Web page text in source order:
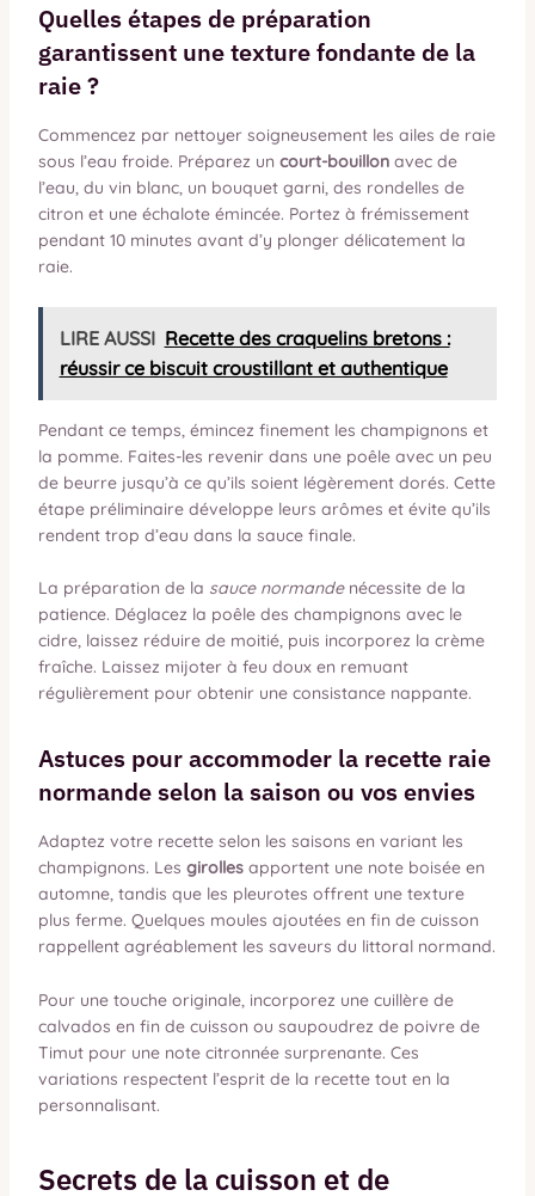
Quelles étapes de préparation
garantissent une texture fondante de la
raie ?
Commencez par nettoyer soigneusement les ailes de raie
sous l’eau froide. Préparez un court-bouillonavec de
l’eau, du vin blanc, un bouquet garni, des rondelles de
citron et une échalote émincée. Portez à frémissement
pendant 10 minutes avant d’y plonger délicatement la
raie.
LIRE AUSSI Recette des craquelins bretons :
réussir ce biscuit croustillant et authentique
Pendant ce temps, émincez finement les champignons et
la pomme. Faites-les revenir dans une poêle avec un peu
de beurre jusqu’à ce qu’ils soient légèrement dorés. Cette
étape préliminaire développe leurs arômes et évite qu’ils
rendent trop d’eau dans la sauce finale.
La préparation de la sauce normandenécessite de la
patience. Déglacez la poêle des champignons avec le
cidre, laissez réduire de moitié, puis incorporez la crème
fraîche. Laissez mijoter à feu doux en remuant
régulièrement pour obtenir une consistance nappante.
Astuces pour accommoder la recette raie
normande selon la saison ou vos envies
Adaptez votre recette selon les saisons en variant les
champignons. Les girollesapportent une note boisée en
automne, tandis que les pleurotes offrent une texture
plus ferme. Quelques moules ajoutées en fin de cuisson
rappellent agréablement les saveurs du littoral normand.
Pour une touche originale, incorporez une cuillère de
calvados en fin de cuisson ou saupoudrez de poivre de
Timut pour une note citronnée surprenante. Ces
variations respectent l’esprit de la recette tout en la
personnalisant.
Secrets de la cuisson et de